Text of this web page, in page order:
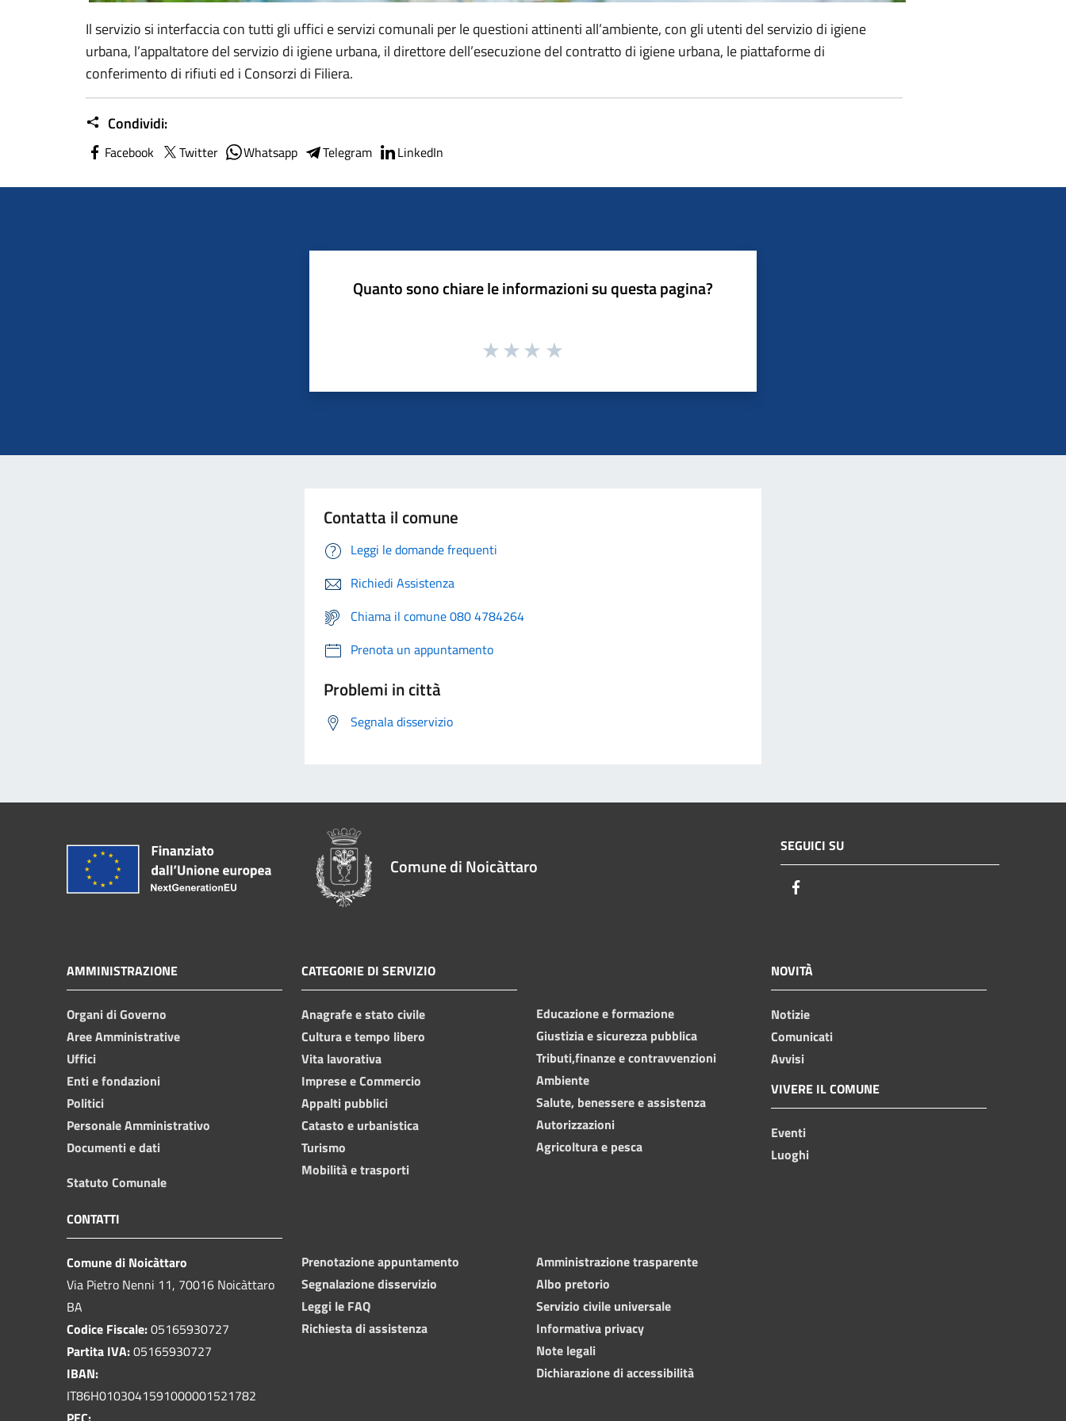
Il servizio si interfaccia con tutti gli uffici e servizi comunali per le questioni attinenti all’ambiente, con gli utenti del servizio di igiene
urbana, l’appaltatore del servizio di igiene urbana, il direttore dell’esecuzione del contratto di igiene urbana, le piattaforme di
conferimento di rifiuti ed i Consorzi di Filiera.
Condividi:
Facebook Twitter Whatsapp Telegram LinkedIn
Quanto sono chiare le informazioni su questa pagina?
Contatta il comune
Leggi le domande frequenti
Richiedi Assistenza
Chiama il comune 080 4784264
Prenota un appuntamento
Problemi in città
Segnala disservizio
Comune di Noicàttaro
SEGUICI SU
AMMINISTRAZIONE
Organi di Governo
Aree Amministrative
Uffici
Enti e fondazioni
Politici
Personale Amministrativo
Documenti e dati
Statuto Comunale
CATEGORIE DI SERVIZIO
Anagrafe e stato civile
Cultura e tempo libero
Vita lavorativa
Imprese e Commercio
Appalti pubblici
Catasto e urbanistica
Turismo
Mobilità e trasporti
Educazione e formazione
Giustizia e sicurezza pubblica
Tributi,finanze e contravvenzioni
Ambiente
Salute, benessere e assistenza
Autorizzazioni
Agricoltura e pesca
NOVITÀ
Notizie
Comunicati
Avvisi
VIVERE IL COMUNE
Eventi
Luoghi
CONTATTI
Comune di Noicàttaro
Via Pietro Nenni 11, 70016 Noicàttaro
BA
Codice Fiscale:05165930727
Partita IVA:05165930727
IBAN:
IT86H0103041591000001521782
Prenotazione appuntamento
Segnalazione disservizio
Leggi le FAQ
Richiesta di assistenza
Amministrazione trasparente
Albo pretorio
Servizio civile universale
Informativa privacy
Note legali
Dichiarazione di accessibilità